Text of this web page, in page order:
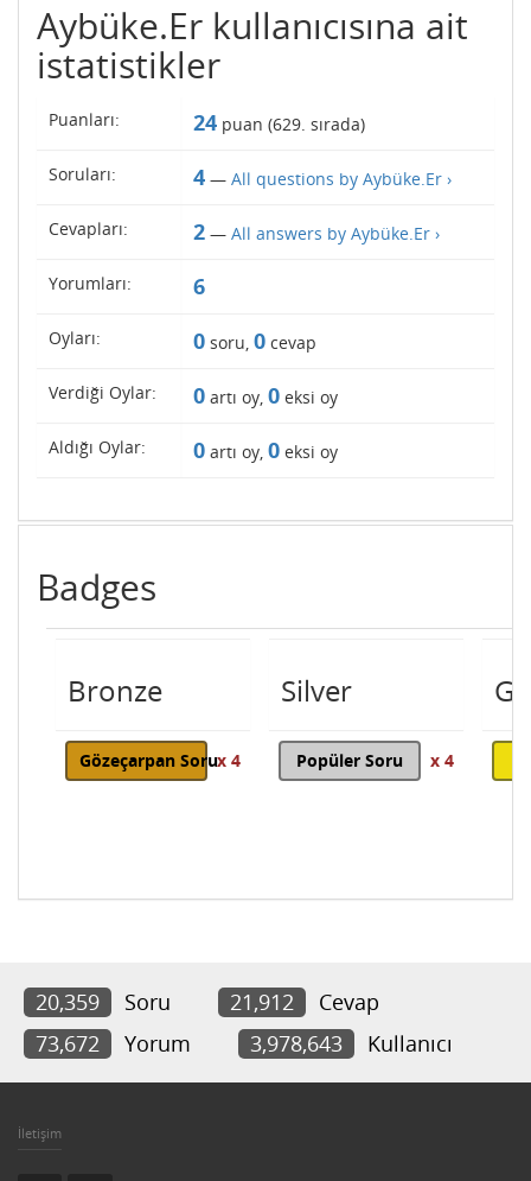
Aybüke.Er kullanıcısına ait
istatistikler
Puanları: 24 puan (629. sırada)
Soruları: 4 — All questions by Aybüke.Er ›
Cevapları: 2 — All answers by Aybüke.Er ›
Yorumları: 6
Oyları: 0 soru, 0 cevap
Verdiği Oylar: 0 artı oy, 0 eksi oy
Aldığı Oylar: 0 artı oy, 0 eksi oy
Badges
Bronze
Gözeçarpan Sorux 4
Silver
Popüler Soru x 4
20,359 Soru 21,912
Cevap
73,672
Yorum 3,978,643 Kullanıcı
İletişim